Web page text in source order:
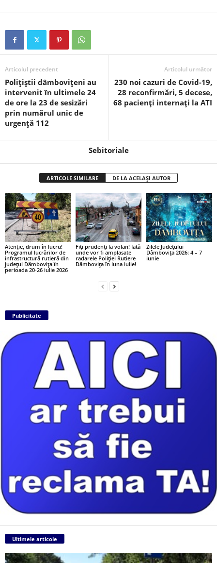
Articolul precedent
Polițiștii dâmbovițeni au
intervenit în ultimele 24
de ore la 23 de sesizări
prin numărul unic de
urgență 112
Articolul următor
230 noi cazuri de Covid-19,
28 reconfirmări, 5 decese,
68 pacienți internați la ATI
Sebitoriale
ARTICOLE SIMILARE DE LA ACELAȘI AUTOR
Atenție, drum în lucru!
Programul lucrărilor de
infrastructură rutieră din
județul Dâmbovița în
perioada 20-26 iulie 2026
Fiți prudenți la volan! Iată
unde vor fi amplasate
radarele Poliției Rutiere
Dâmbovița în luna iulie!
Zilele Județului
Dâmbovița 2026: 4 – 7
iunie
Publicitate
Ultimele articole